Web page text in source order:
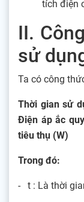
tích điện
II.
sử
Ta có công
Thời gian sử
Điện áp ắc
tiêu thụ (W)
Trong đó:
- t : Là thời